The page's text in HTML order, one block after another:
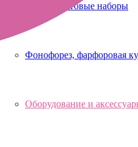
Стартовые наборы
Фонофорез, фарфоровая
Оборудование и